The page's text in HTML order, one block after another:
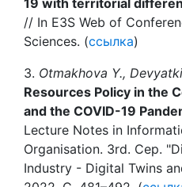
19 with territorial
// In E3S Web of
Sciences. (ссылка)
3. Otmakhova Y.,
Resources Policy in the
and the COVID-19
Lecture Notes in
Organisation. 3rd. Сер.
Industry - Digital Twins